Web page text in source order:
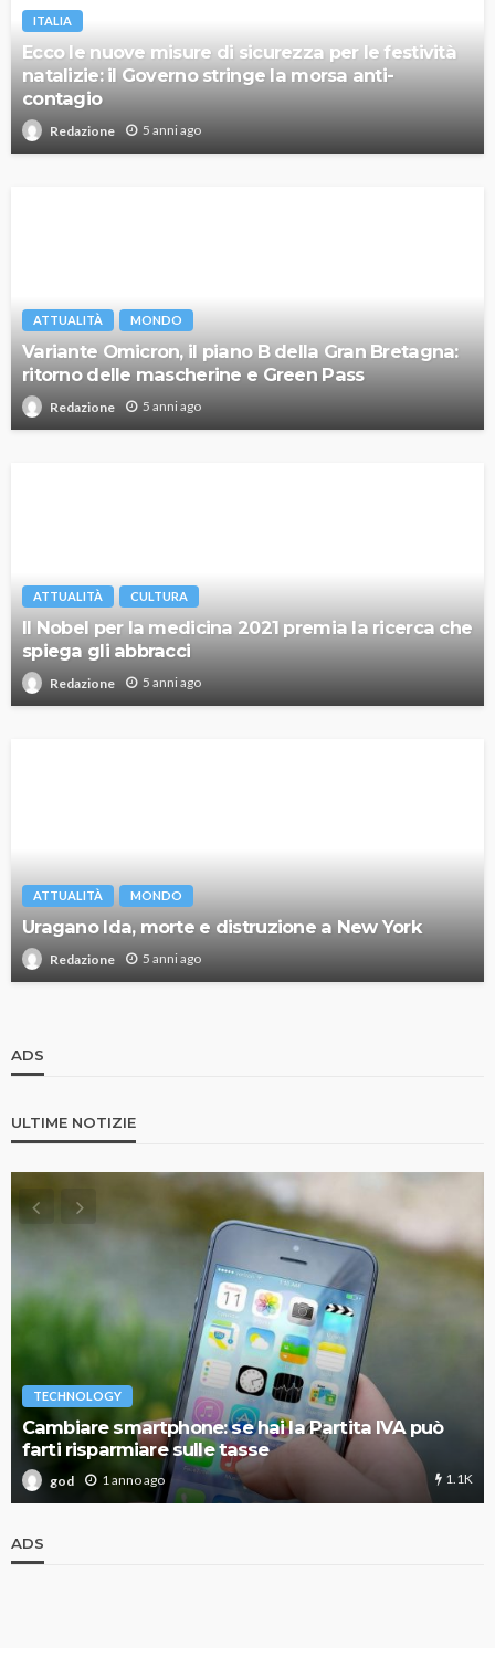
ITALIA
Ecco le nuove misure di sicurezza per le festività
natalizie: il Governo stringe la morsa anti-
contagio
Redazione 5 anni ago
ATTUALITÀ MONDO
Variante Omicron, il piano B della Gran Bretagna:
ritorno delle mascherine e Green Pass
Redazione 5 anni ago
ATTUALITÀ CULTURA
Il Nobel per la medicina 2021 premia la ricerca che
spiega gli abbracci
Redazione 5 anni ago
ATTUALITÀ MONDO
Uragano Ida, morte e distruzione a New York
Redazione 5 anni ago
ADS
ULTIME NOTIZIE
TECHNOLOGY
Cambiare smartphone: se hai la Partita IVA può
farti risparmiare sulle tasse
god 1 anno ago 1.1K
ADS